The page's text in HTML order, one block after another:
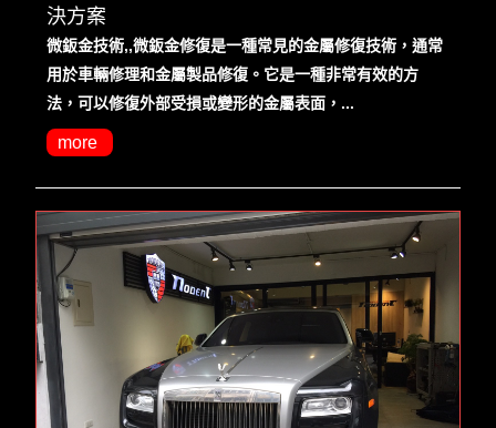
決方案
微鈑金技術,,微鈑金修復是一種常見的金屬修復技術，通常
用於車輛修理和金屬製品修復。它是一種非常有效的方
法，可以修復外部受損或變形的金屬表面，...
more